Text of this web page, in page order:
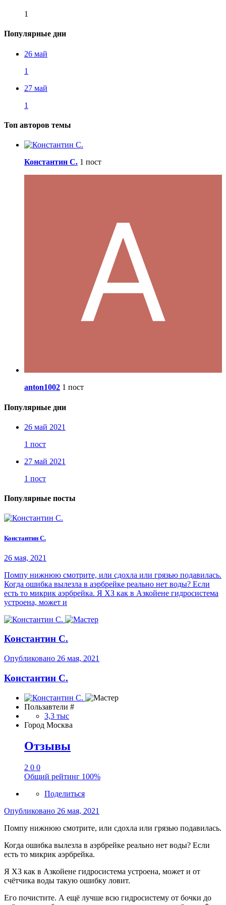
1
Популярные дни
26 май
1
27 май
1
Топ авторов темы
Константин С. 1 пост
anton1002 1 пост
Популярные дни
26 май 2021
1 пост
27 май 2021
1 пост
Популярные посты
Константин С.
26 мая, 2021
Помпу нижнюю смотрите, или сдохла или грязью подавилась.
Когда ошибка вылезла в аэрбрейке реально нет воды? Если
есть то микрик аэрбрейка. Я ХЗ как в Азкойене гидросистема
устроена, может и
Константин С.
Опубликовано 26 мая, 2021
Константин С.
Пользавтели #
3,3 тыс
Город Москва
Отзывы
2 0 0
Общий рейтинг 100%
Поделиться
Опубликовано 26 мая, 2021
Помпу нижнюю смотрите, или сдохла или грязью подавилась.
Когда ошибка вылезла в аэрбрейке реально нет воды? Если
есть то микрик аэрбрейка.
Я ХЗ как в Азкойене гидросистема устроена, может и от
счётчика воды такую ошибку ловит.
Его почистите. А ещё лучше всю гидросистему от бочки до